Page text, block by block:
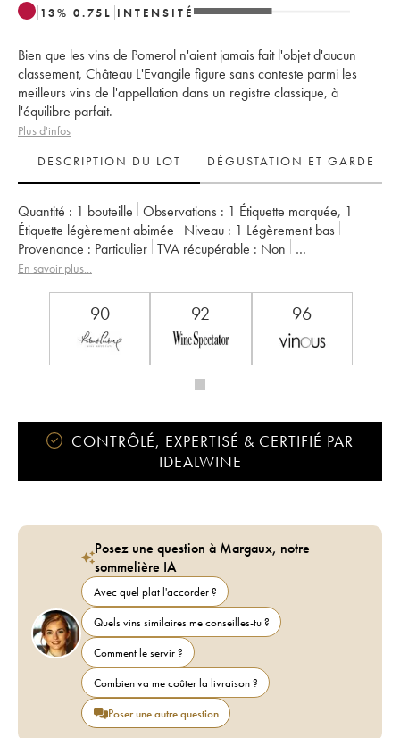
13% 0.75 L INTENSITÉ
Bien que les vins de Pomerol n'aient jamais fait l'objet d'aucun
classement, Château L'Evangile figure sans conteste parmi les
meilleurs vins de l'appellation dans un registre classique, à
l'équilibre parfait.
Plus d'infos
DESCRIPTION DU LOT
DÉGUSTATION ET GARDE
Quantité : 1 bouteille Observations : 1 Étiquette marquée, 1
Étiquette légèrement abimée
Niveau : 1 Légèrement bas
Provenance : particulier TVA récupérable :
non
Région :
Bordeaux
En savoir plus...
90 92 96
CONTRÔLÉ, EXPERTISÉ & CERTIFIÉ PAR
IDEALWINE
Posez une question à Margaux, notre
sommelière IA
Avec quel plat l'accorder ?
Quels vins similaires me conseilles-tu ?
Comment le servir ?
Combien va me coûter la livraison ?
Poser une autre question